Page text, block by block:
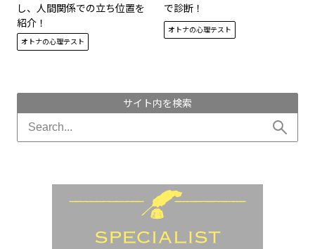
し、人間関係での立ち位置を
紹介！
オトナの心理テスト
で診断！
オトナの心理テスト
サイト内を検索